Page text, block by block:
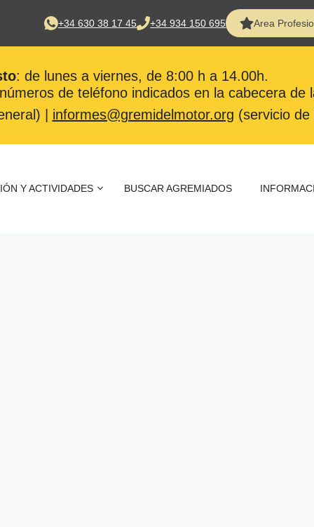
+34 630 38 17 45 +34 934 150 695 Area
: de lunes a viernes, de 8:00 h a 14.00h.
de teléfono indicados en la cabecera de
| informes@gremidelmotor.org (servicio
Y ACTIVIDADES BUSCAR AGREMIADOS